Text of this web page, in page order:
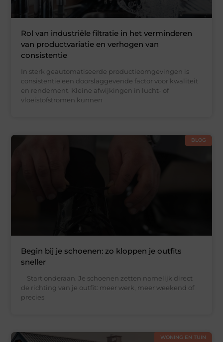
Rol van industriële filtratie in het verminderen
van productvariatie en verhogen van
consistentie
In sterk geautomatiseerde productieomgevingen is
consistentie een doorslaggevende factor voor kwaliteit
en rendement. Kleine afwijkingen in lucht- of
vloeistofstromen kunnen
BLOG
Begin bij je schoenen: zo kloppen je outfits
sneller
Start onderaan. Je schoenen zetten namelijk direct
de richting van je outfit: meer werk, meer weekend of
precies
WONING EN TUIN